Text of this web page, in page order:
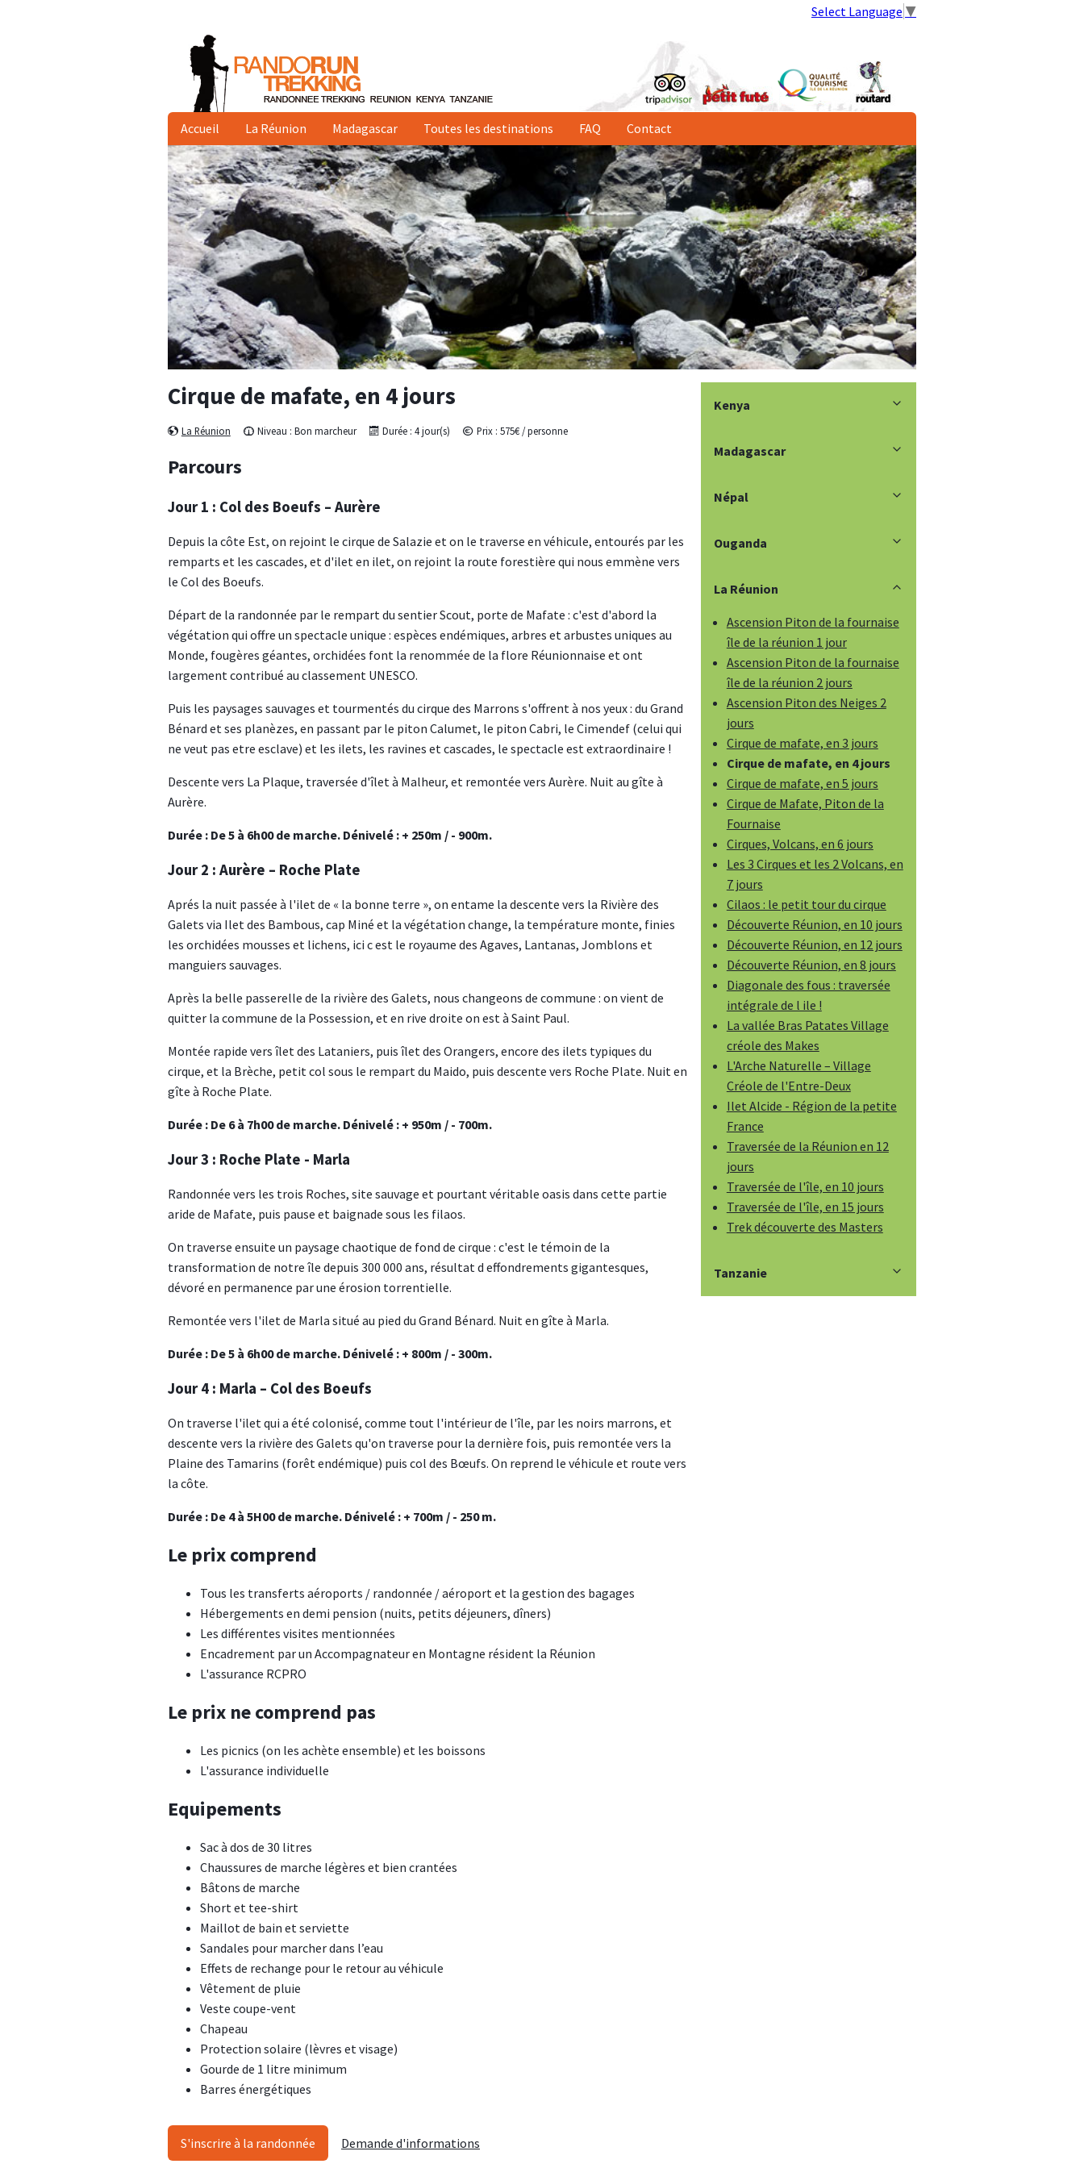
Select Language ▼
Accueil La Réunion Madagascar Toutes les destinations FAQ Contact
Cirque de mafate, en 4 jours
La Réunion Niveau : Bon marcheur Durée : 4 jour(s) Prix : 575€ / personne
Parcours
Jour 1 : Col des Boeufs – Aurère
Depuis la côte Est, on rejoint le cirque de Salazie et on le traverse en véhicule, entourés par les
remparts et les cascades, et d'ilet en ilet, on rejoint la route forestière qui nous emmène vers
le Col des Boeufs.
Départ de la randonnée par le rempart du sentier Scout, porte de Mafate : c'est d'abord la
végétation qui offre un spectacle unique : espèces endémiques, arbres et arbustes uniques au
Monde, fougères géantes, orchidées font la renommée de la flore Réunionnaise et ont
largement contribué au classement UNESCO.
Puis les paysages sauvages et tourmentés du cirque des Marrons s'offrent à nos yeux : du Grand
Bénard et ses planèzes, en passant par le piton Calumet, le piton Cabri, le Cimendef (celui qui
ne veut pas etre esclave) et les ilets, les ravines et cascades, le spectacle est extraordinaire !
Descente vers La Plaque, traversée d'îlet à Malheur, et remontée vers Aurère. Nuit au gîte à
Aurère.
Durée : De 5 à 6h00 de marche. Dénivelé : + 250m / - 900m.
Jour 2 : Aurère – Roche Plate
Aprés la nuit passée à l'ilet de « la bonne terre », on entame la descente vers la Rivière des
Galets via Ilet des Bambous, cap Miné et la végétation change, la température monte, finies
les orchidées mousses et lichens, ici c est le royaume des Agaves, Lantanas, Jomblons et
manguiers sauvages.
Après la belle passerelle de la rivière des Galets, nous changeons de commune : on vient de
quitter la commune de la Possession, et en rive droite on est à Saint Paul.
Montée rapide vers îlet des Lataniers, puis îlet des Orangers, encore des ilets typiques du
cirque, et la Brèche, petit col sous le rempart du Maido, puis descente vers Roche Plate. Nuit en
gîte à Roche Plate.
Durée : De 6 à 7h00 de marche. Dénivelé : + 950m / - 700m.
Jour 3 : Roche Plate - Marla
Randonnée vers les trois Roches, site sauvage et pourtant véritable oasis dans cette partie
aride de Mafate, puis pause et baignade sous les filaos.
On traverse ensuite un paysage chaotique de fond de cirque : c'est le témoin de la
transformation de notre île depuis 300 000 ans, résultat d effondrements gigantesques,
dévoré en permanence par une érosion torrentielle.
Remontée vers l'ilet de Marla situé au pied du Grand Bénard. Nuit en gîte à Marla.
Durée : De 5 à 6h00 de marche. Dénivelé : + 800m / - 300m.
Jour 4 : Marla – Col des Boeufs
On traverse l'ilet qui a été colonisé, comme tout l'intérieur de l'île, par les noirs marrons, et
descente vers la rivière des Galets qu'on traverse pour la dernière fois, puis remontée vers la
Plaine des Tamarins (forêt endémique) puis col des Bœufs. On reprend le véhicule et route vers
la côte.
Durée : De 4 à 5H00 de marche. Dénivelé : + 700m / - 250 m.
Le prix comprend
Tous les transferts aéroports / randonnée / aéroport et la gestion des bagages
Hébergements en demi pension (nuits, petits déjeuners, dîners)
Les différentes visites mentionnées
Encadrement par un Accompagnateur en Montagne résident la Réunion
L'assurance RCPRO
Le prix ne comprend pas
Les picnics (on les achète ensemble) et les boissons
L'assurance individuelle
Equipements
Sac à dos de 30 litres
Chaussures de marche légères et bien crantées
Bâtons de marche
Short et tee-shirt
Maillot de bain et serviette
Sandales pour marcher dans l’eau
Effets de rechange pour le retour au véhicule
Vêtement de pluie
Veste coupe-vent
Chapeau
Protection solaire (lèvres et visage)
Gourde de 1 litre minimum
Barres énergétiques
S'inscrire à la randonnée Demande d'informations
Kenya
Madagascar
Népal
Ouganda
La Réunion
Ascension Piton de la fournaise
île de la réunion 1 jour
Ascension Piton de la fournaise
île de la réunion 2 jours
Ascension Piton des Neiges 2
jours
Cirque de mafate, en 3 jours
Cirque de mafate, en 4 jours
Cirque de mafate, en 5 jours
Cirque de Mafate, Piton de la
Fournaise
Cirques, Volcans, en 6 jours
Les 3 Cirques et les 2 Volcans, en
7 jours
Cilaos : le petit tour du cirque
Découverte Réunion, en 10 jours
Découverte Réunion, en 12 jours
Découverte Réunion, en 8 jours
Diagonale des fous : traversée
intégrale de l ile !
La vallée Bras Patates Village
créole des Makes
L'Arche Naturelle – Village
Créole de l'Entre-Deux
Ilet Alcide - Région de la petite
France
Traversée de la Réunion en 12
jours
Traversée de l'île, en 10 jours
Traversée de l'île, en 15 jours
Trek découverte des Masters
Tanzanie